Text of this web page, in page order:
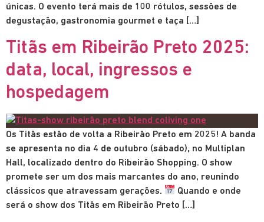
únicas. O evento terá mais de 100 rótulos, sessões de
degustação, gastronomia gourmet e taça […]
Titãs em Ribeirão Preto 2025:
data, local, ingressos e
hospedagem
Os Titãs estão de volta a Ribeirão Preto em 2025! A banda
se apresenta no dia 4 de outubro (sábado), no Multiplan
Hall, localizado dentro do Ribeirão Shopping. O show
promete ser um dos mais marcantes do ano, reunindo
clássicos que atravessam gerações.
Quando e onde
será o show dos Titãs em Ribeirão Preto […]